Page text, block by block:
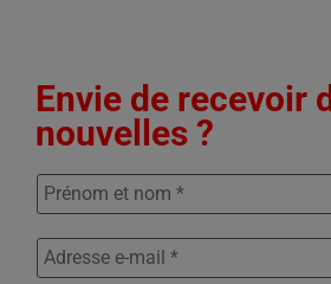
Envie de recevoir
nouvelles ?